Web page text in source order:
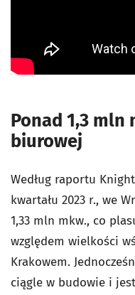
Ponad 1,3
biurowej
Według raportu
kwartału 2023 r., we
1,33 mln mkw., co
względem wielkości
Krakowem.
ciągle w budowie i